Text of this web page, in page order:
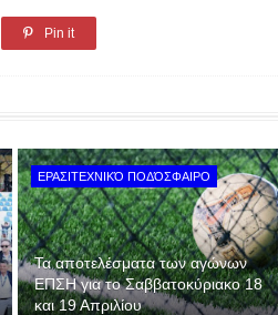
Pin it
ΕΡΑΣΙΤΕΧΝΙΚΌ ΠΟΔΌΣΦΑΙΡΟ
Τα αποτελέσματα των αγώνων
ΕΠΣΗ για το Σαββατοκύριακο 18
και 19 Απριλίου